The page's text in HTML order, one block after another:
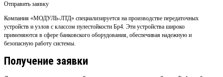
Отправить заявку
Компания «МОДУЛЬ-ЛТД» специализируется на производстве передаточных
устройств и узлов с классом пулестойкости Бр4. Эти устройства широко
применяются в сфере банковского оборудования, обеспечивая надежную и
безопасную работу системы.
Получение заявки